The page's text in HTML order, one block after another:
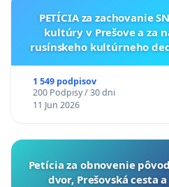
PETÍCIA za zachovanie
kultúry v Prešove a za
rusínskeho kultúrneho
1 549 podpisov
200 Podpisy / 30 dni
11 Jun 2026
​Petícia za obnovenie
dvor, Prešovská cesta